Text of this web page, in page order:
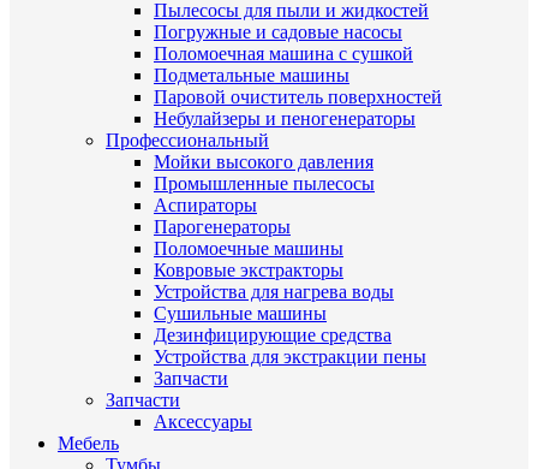
Пылесосы для пыли и жидкостей
Погружные и садовые насосы
Поломоечная машина с сушкой
Подметальные машины
Паровой очиститель поверхностей
Небулайзеры и пеногенераторы
Профессиональный
Мойки высокого давления
Промышленные пылесосы
Аспираторы
Парогенераторы
Поломоечные машины
Ковровые экстракторы
Устройства для нагрева воды
Сушильные машины
Дезинфицирующие средства
Устройства для экстракции пены
Запчасти
Запчасти
Аксессуары
Мебель
Тумбы